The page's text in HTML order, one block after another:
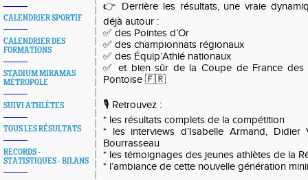
CALENDRIER SPORTIF
CALENDRIER DES
FORMATIONS
STADIUM MIRAMAS
MÉTROPOLE
SUIVI ATHLÈTES
TOUS LES RÉSULTATS
RECORDS -
STATISTIQUES - BILANS
👉 Derrière les résultats, une vraie
déjà autour :
✅ des Pointes d’Or
✅ des championnats régionaux
✅ des Équip’Athlé nationaux
✅ et bien sûr de la Coupe de France des
Pontoise 🇫🇷
🎙️ Retrouvez :
* les résultats complets de la compétition
* les interviews d’Isabelle Armand, Didier
Bourrasseau
* les témoignages des jeunes athlètes de la
* l’ambiance de cette nouvelle génération